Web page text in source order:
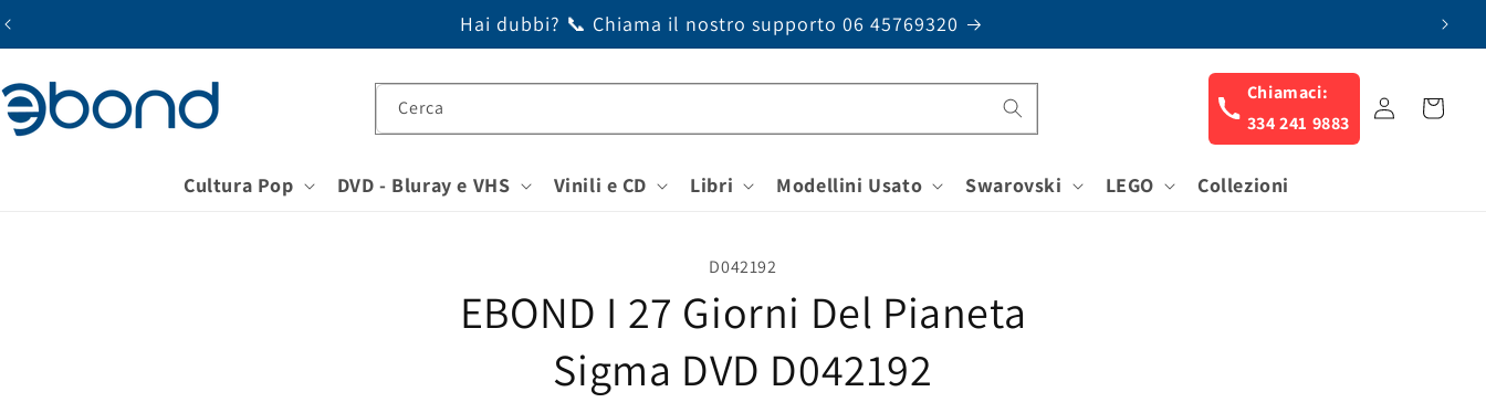
ai contenuti
Hai dubbi? 📞 Chiama il nostro supporto 06 45769320
Cerca
Chiamaci:
334 241 9883
Accedi Carrello
Cultura Pop DVD - Bluray e VHS Vinili e CD Libri Modellini Usato Swarovski LEGO Collezioni
sul prodotto
D042192
EBOND I 27 Giorni Del Pianeta
Sigma DVD D042192